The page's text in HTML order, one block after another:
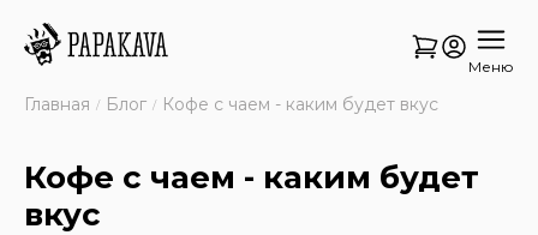
Меню
Главная Блог Кофе с чаем - каким будет вкус
Кофе с чаем - каким будет
вкус